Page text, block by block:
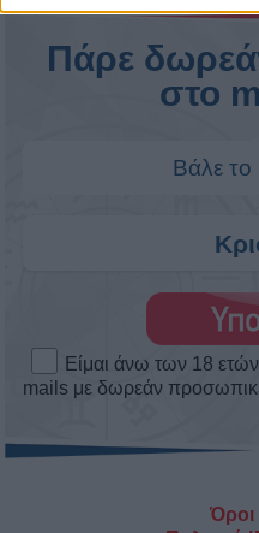
Η Ηλιακή Έκλειψη
από